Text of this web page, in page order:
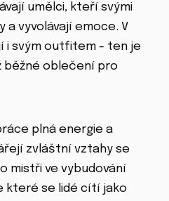
umělci, kteří svými
a vyvolávají emoce. V
i svým outfitem - ten je
běžné oblečení pro
plná energie a
zvláštní vztahy se
mistři ve vybudování
které se lidé cítí jako